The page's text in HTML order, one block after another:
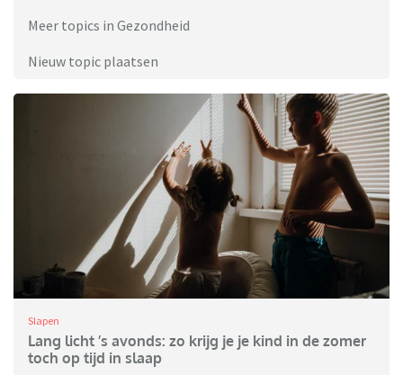
Meer topics in Gezondheid
Nieuw topic plaatsen
Slapen
Lang licht ’s avonds: zo krijg je je kind in de zomer
toch op tijd in slaap